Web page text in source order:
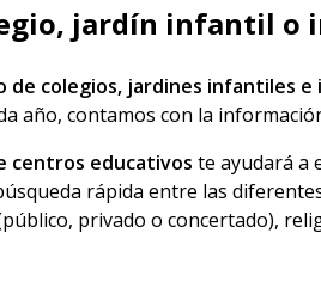
jardín infantil o
de colegios, jardines infantiles
año, contamos con la
centros educativos te ayudará a
rápida entre las
privado o concertado),